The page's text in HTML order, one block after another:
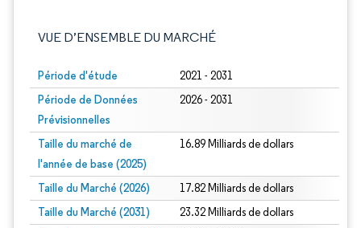
VUE D’ENSEMBLE DU MARCHÉ
Période d'étude 2021 - 2031
Période de Données
Prévisionnelles
2026 - 2031
Taille du marché de
l'année de base (2025)
16.89 Milliards de dollars
Taille du Marché (2026) 17.82 Milliards de dollars
Taille du Marché (2031) 23.32 Milliards de dollars